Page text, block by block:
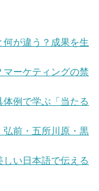
が違う？成果を生
マーケティングの禁
例で学ぶ「当たる
弘前・五所川原・黒
しい日本語で伝える